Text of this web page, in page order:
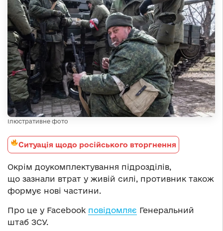
Ілюстративне фото
Ситуація щодо російського вторгнення
Окрім доукомплектування підрозділів,
що зазнали втрат у живій силі, противник також
формує нові частини.
Про це у Facebook повідомляє Генеральний
штаб ЗСУ.